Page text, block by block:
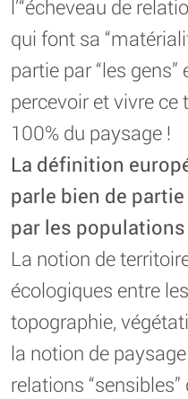
l’“écheveau de
qui font sa
partie par “les
percevoir et vivre
100% du paysage !
La définition
parle bien de
par les populations
La notion de
écologiques entre
topographie,
la notion de
relations